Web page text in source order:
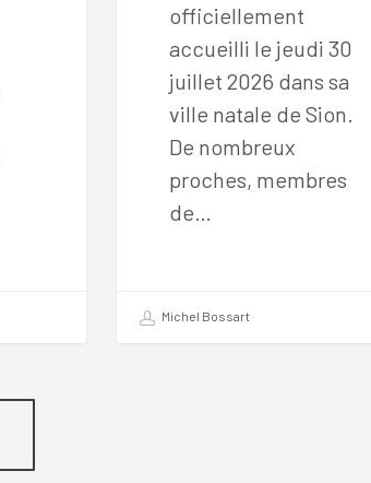
officiellement
accueilli le jeudi 30
juillet 2026 dans sa
ville natale de Sion.
De nombreux
proches, membres
de…
Michel Bossart